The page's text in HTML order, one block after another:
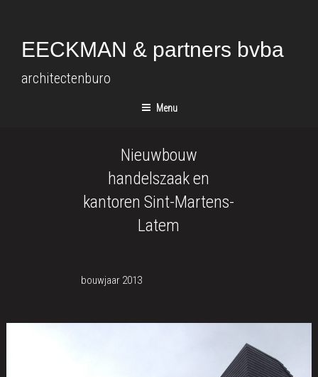
inhoudEECKMAN & partners bvba
architectenburo
Menu
Nieuwbouw
handelszaak en
kantoren Sint-Martens-
Latem
bouwjaar 2013